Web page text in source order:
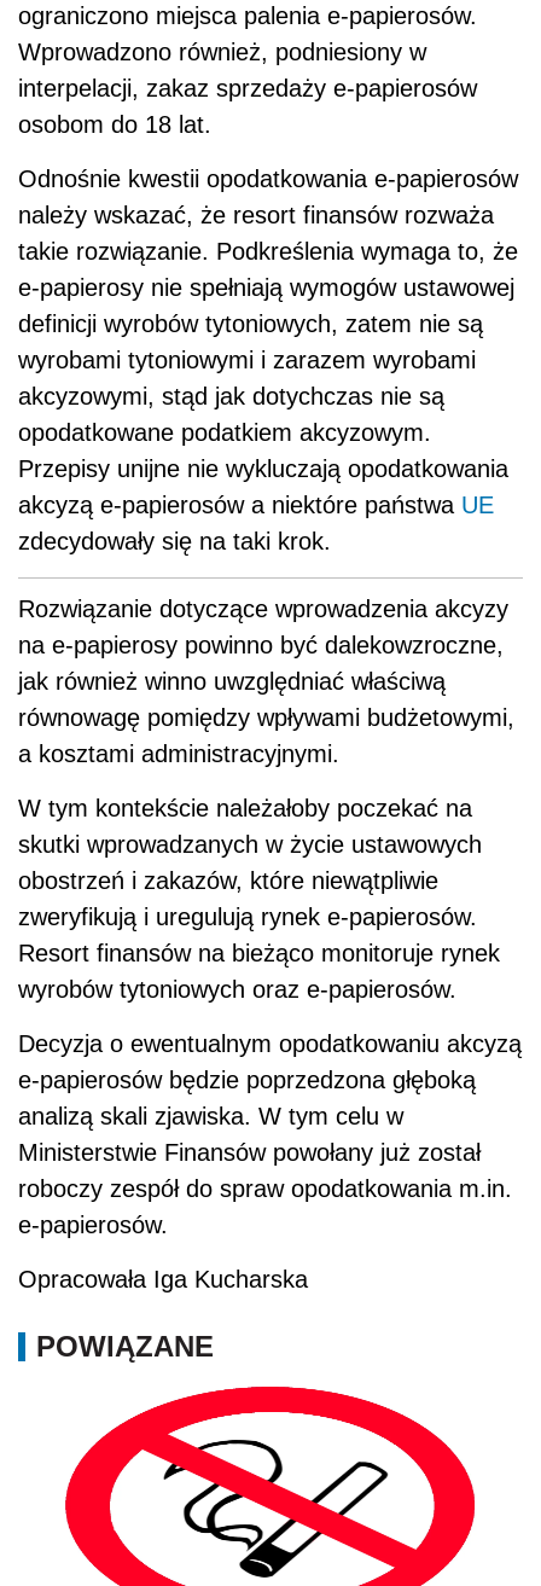
ograniczono miejsca palenia e-papierosów.
Wprowadzono również, podniesiony w
interpelacji, zakaz sprzedaży e-papierosów
osobom do 18 lat.
Odnośnie kwestii opodatkowania e-papierosów
należy wskazać, że resort finansów rozważa
takie rozwiązanie. Podkreślenia wymaga to, że
e-papierosy nie spełniają wymogów ustawowej
definicji wyrobów tytoniowych, zatem nie są
wyrobami tytoniowymi i zarazem wyrobami
akcyzowymi, stąd jak dotychczas nie są
opodatkowane podatkiem akcyzowym.
Przepisy unijne nie wykluczają opodatkowania
akcyzą e-papierosów a niektóre państwa UE
zdecydowały się na taki krok.
Rozwiązanie dotyczące wprowadzenia akcyzy
na e-papierosy powinno być dalekowzroczne,
jak również winno uwzględniać właściwą
równowagę pomiędzy wpływami budżetowymi,
a kosztami administracyjnymi.
W tym kontekście należałoby poczekać na
skutki wprowadzanych w życie ustawowych
obostrzeń i zakazów, które niewątpliwie
zweryfikują i uregulują rynek e-papierosów.
Resort finansów na bieżąco monitoruje rynek
wyrobów tytoniowych oraz e-papierosów.
Decyzja o ewentualnym opodatkowaniu akcyzą
e-papierosów będzie poprzedzona głęboką
analizą skali zjawiska. W tym celu w
Ministerstwie Finansów powołany już został
roboczy zespół do spraw opodatkowania m.in.
e-papierosów.
Opracowała Iga Kucharska
POWIĄZANE